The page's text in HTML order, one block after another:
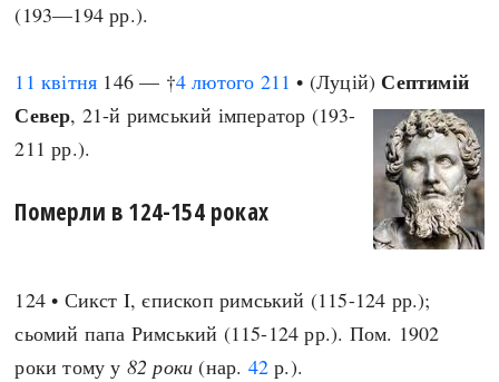
(193—194 рр.).
11 квітня 146 — †4 лютого 211 • (Луцій) Септимій
Север, 21-й римський імператор (193-
211 рр.).
Померли в 124-154 роках
124 • Сикст I, єпископ римський (115-124 рр.);
сьомий папа Римський (115-124 рр.). Пом. 1902
роки тому у 82 роки (нар. 42 р.).